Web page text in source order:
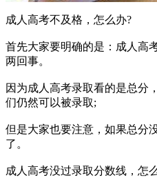
成人高考不及格，怎么办?
首先大家要明确的是：成人高
两回事。
因为成人高考录取看的是总分
们仍然可以被录取;
但是大家也要注意，如果总分
了。
成人高考没过录取分数线，怎